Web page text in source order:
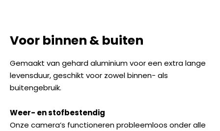
Voor binnen & buiten
Gemaakt van gehard aluminium voor een extra lange
levensduur, geschikt voor zowel binnen- als
buitengebruik.
Weer- en stofbestendig
Onze camera’s functioneren probleemloos onder alle